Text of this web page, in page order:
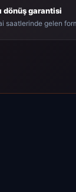
dönüş garantisi
saatlerinde gelen